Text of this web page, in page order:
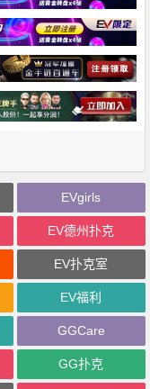
EVgirls
EV德州扑克
EV扑克室
EV福利
GGCare
GG扑克